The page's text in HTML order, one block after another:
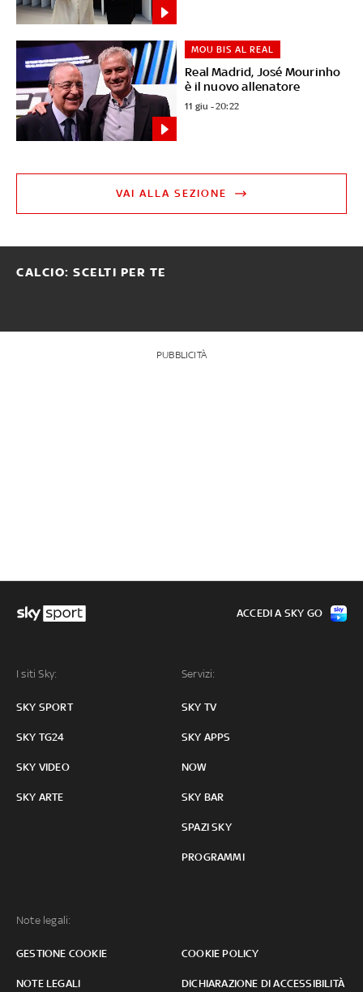
Real Madrid, José Mourinho
è il nuovo allenatore
MOU BIS AL REAL
11 giu - 20:22
VAI ALLA SEZIONE
CALCIO: SCELTI PER TE
PUBBLICITÀ
I siti Sky:
SKY SPORT
SKY TG24
SKY VIDEO
SKY ARTE
Servizi:
SKY TV
SKY APPS
NOW
SKY BAR
SPAZI SKY
PROGRAMMI
Note legali:
GESTIONE COOKIE COOKIE POLICY
NOTE LEGALI DICHIARAZIONE DI ACCESSIBILITÀ
ACCEDI A SKY GO